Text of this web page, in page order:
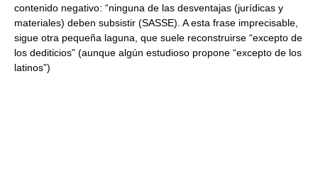
contenido negativo: “ninguna de las desventajas (jurídicas y
materiales) deben subsistir (SASSE). A esta frase imprecisable,
sigue otra pequeña laguna, que suele reconstruirse “excepto de
los dediticios” (aunque algún estudioso propone “excepto de los
latinos”)